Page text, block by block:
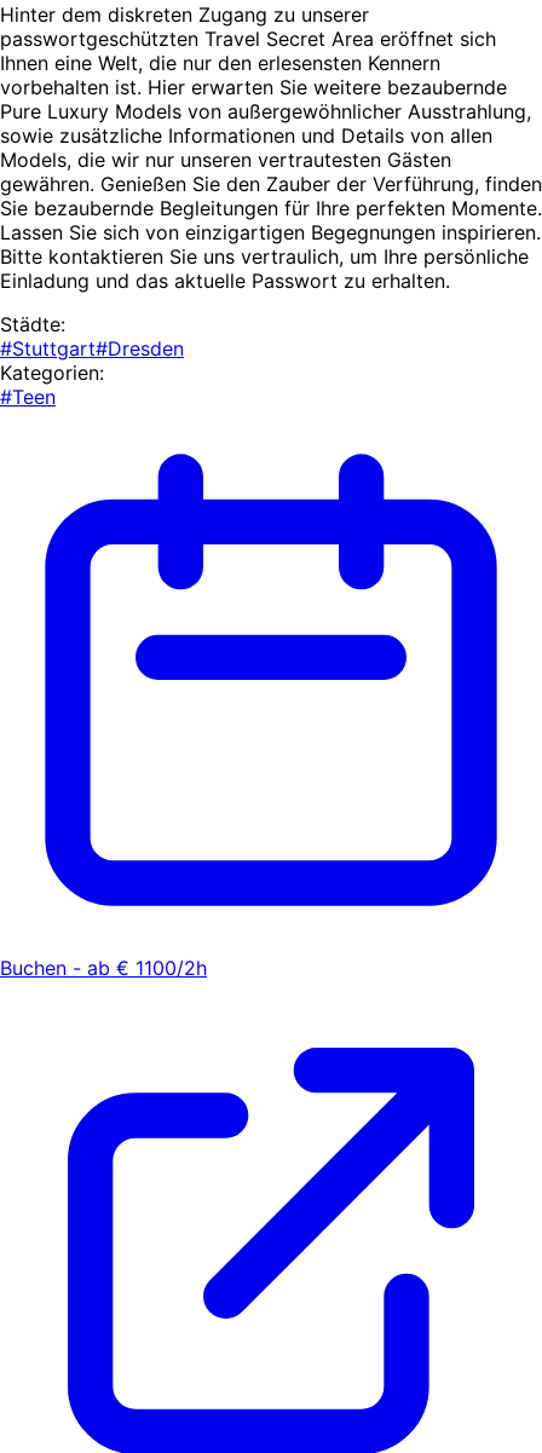
Hinter dem diskreten Zugang zu unserer
passwortgeschützten Travel Secret Area eröffnet sich
Ihnen eine Welt, die nur den erlesensten Kennern
vorbehalten ist. Hier erwarten Sie weitere bezaubernde
Pure Luxury Models von außergewöhnlicher Ausstrahlung,
sowie zusätzliche Informationen und Details von allen
Models, die wir nur unseren vertrautesten Gästen
gewähren. Genießen Sie den Zauber der Verführung, finden
Sie bezaubernde Begleitungen für Ihre perfekten Momente.
Lassen Sie sich von einzigartigen Begegnungen inspirieren.
Bitte kontaktieren Sie uns vertraulich, um Ihre persönliche
Einladung und das aktuelle Passwort zu erhalten.
Städte:
#Stuttgart#Dresden
Kategorien:
#Teen
Buchen - ab € 1100/2h